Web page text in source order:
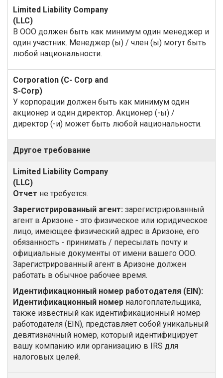
В ООО должен быть как минимум один менеджер и
один участник. Менеджер (ы) / член (ы) могут быть
любой национальности.
У корпорации должен быть как минимум один
акционер и один директор. Акционер (-ы) /
директор (-и) может быть любой национальности.
Другое требование
Отчет не требуется.
Зарегистрированный агент: зарегистрированный
агент в Аризоне - это физическое или юридическое
лицо, имеющее физический адрес в Аризоне, его
обязанность - принимать / пересылать почту и
официальные документы от имени вашего ООО.
Зарегистрированный агент в Аризоне должен
работать в обычное рабочее время.
Идентификационный номер работодателя (EIN):
Идентификационный номер налогоплательщика,
также известный как идентификационный номер
работодателя (EIN), представляет собой уникальный
девятизначный номер, который идентифицирует
вашу компанию или организацию в IRS для
налоговых целей.